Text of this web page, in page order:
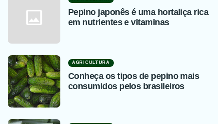
Pepino japonês é uma hortaliça rica
em nutrientes e vitaminas
AGRICULTURA
Conheça os tipos de pepino mais
consumidos pelos brasileiros